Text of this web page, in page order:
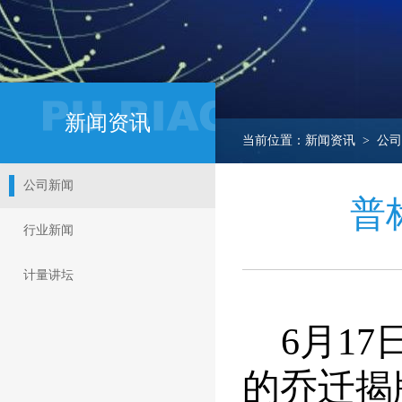
新闻资讯
当前位置：新闻资讯 > 公
公司新闻
行业新闻
计量讲坛
普
6月17
的乔迁